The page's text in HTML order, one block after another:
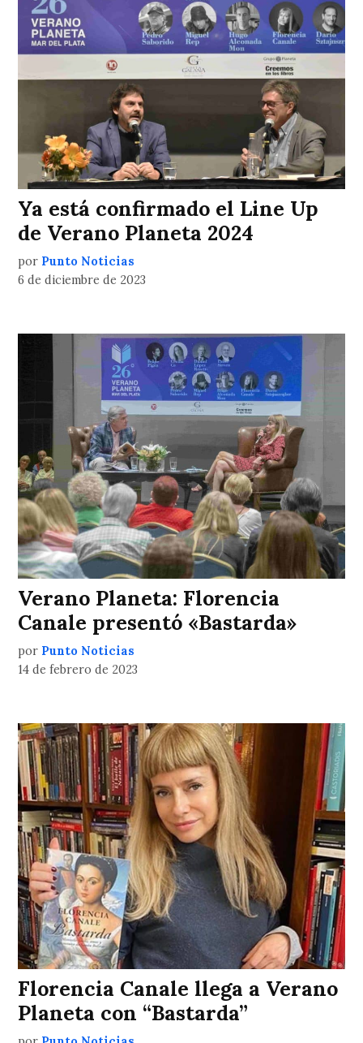
Ya está confirmado el Line Up
de Verano Planeta 2024
por Punto Noticias
6 de diciembre de 2023
Verano Planeta: Florencia
Canale presentó «Bastarda»
por Punto Noticias
14 de febrero de 2023
Florencia Canale llega a Verano
Planeta con “Bastarda”